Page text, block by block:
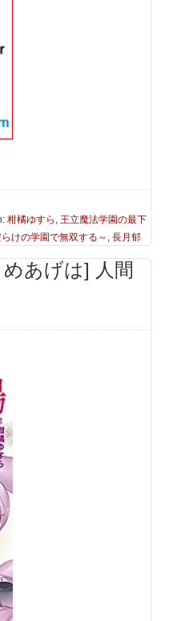
柑橘ゆすら ,王立魔法学園の最下
けの学園で無双する～ ,長月郁
あげは] 人間